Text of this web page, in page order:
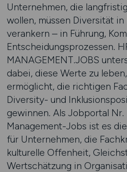
Unternehmen, die
wollen, müssen Diversität
verankern – in Führung,
Entscheidungsprozessen.
MANAGEMENT.JOBS
dabei, diese Werte zu
ermöglicht, die richtigen
Diversity- und
gewinnen. Als Jobportal Nr.
Management-Jobs ist es
für Unternehmen, die
kulturelle Offenheit,
Wertschätzung in